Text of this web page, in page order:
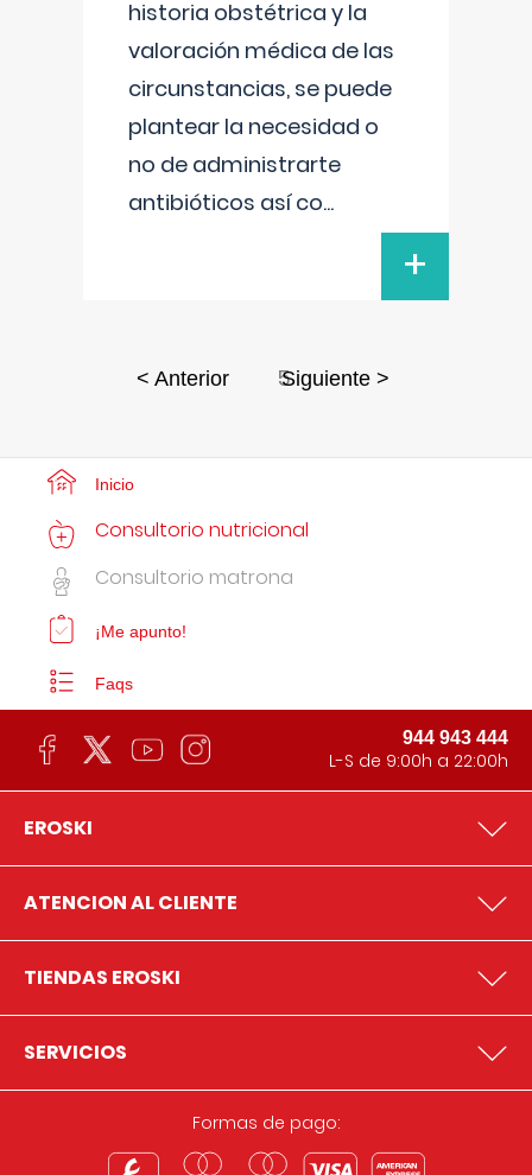
historia obstétrica y la
valoración médica de las
circunstancias, se puede
plantear la necesidad o
no de administrarte
antibióticos así co...
+
< Anterior 5
Siguiente >
Inicio
Consultorio nutricional
Consultorio matrona
¡Me apunto!
Faqs
944 943 444
L-S de 9:00h a 22:00h
EROSKI
ATENCION AL CLIENTE
TIENDAS EROSKI
SERVICIOS
Formas de pago: